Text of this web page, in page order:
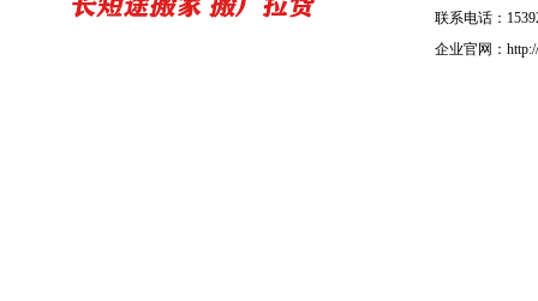
联系电话：
企业官网：